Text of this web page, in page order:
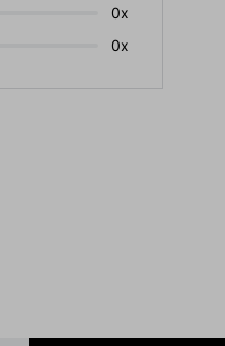
0x
0x